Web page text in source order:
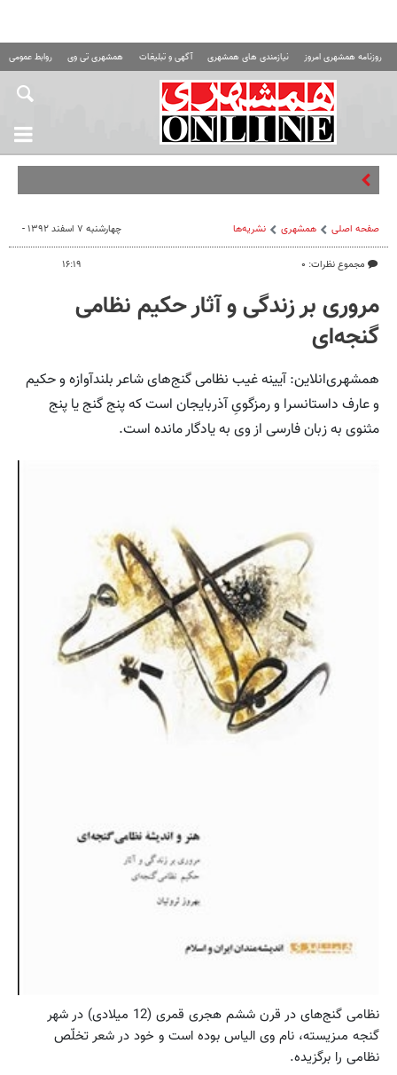
روزنامه همشهری امروز نیازمندی های همشهری آگهی و تبلیغات همشهری تی وی روابط عمومی
صفحه اصلی همشهری نشریه‌ها
مجموع نظرات: ۰
چهارشنبه ۷ اسفند ۱۳۹۲ -
۱۶:۱۹
مروری بر زندگی و آثار حکیم نظامی
گنجه‌ای
همشهری‌انلاین: آیینه غیب نظامى گنج‌ه‏اى شاعر بلندآوازه و حکیم
و عارف داستانسرا و رمزگوىِ آذربایجان است که پنج گنج یا پنج
مثنوى به زبان فارسى از وى به یادگار مانده است.
نظامى گنج‌ه‏اى در قرن ششم هجرى قمرى (12 میلادى) در شهر
گنجه مى‏زیسته، نام وى الیاس بوده است و خود در شعر تخلّص
نظامى را برگزیده.